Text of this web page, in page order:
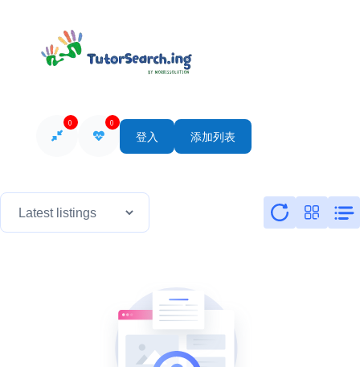
0 0
登入 添加列表